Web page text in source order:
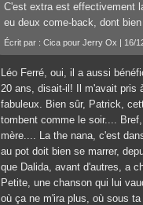
C'est extra est effectivement
eu deux come-back, dont
Écrit par : Cica pour Jerry Ox | 16/
Léo Ferré, oui, il a aussi
20 ans, disait-il! Il m'avait pris
fabuleux. Bien sûr, Patrick,
tombent comme le soir....
mère.... La the nana, c'est
au pot doit bien se marrer,
que Dalida, avant d'autres, a
Petite, une chanson qui lui
où ça ne m'ira plus, où sous